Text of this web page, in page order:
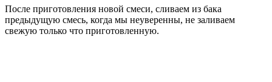
После приготовления новой смеси, сливаем из бака
предыдущую смесь, когда мы неуверенны, не заливаем
свежую только что приготовленную.